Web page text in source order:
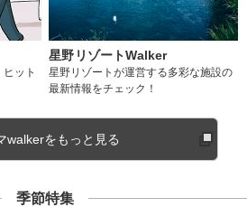
ット
星野リゾートWalker
星野リゾートが運営する多彩な施設の
最新情報をチェック！
walkerをもっと見る
季節特集